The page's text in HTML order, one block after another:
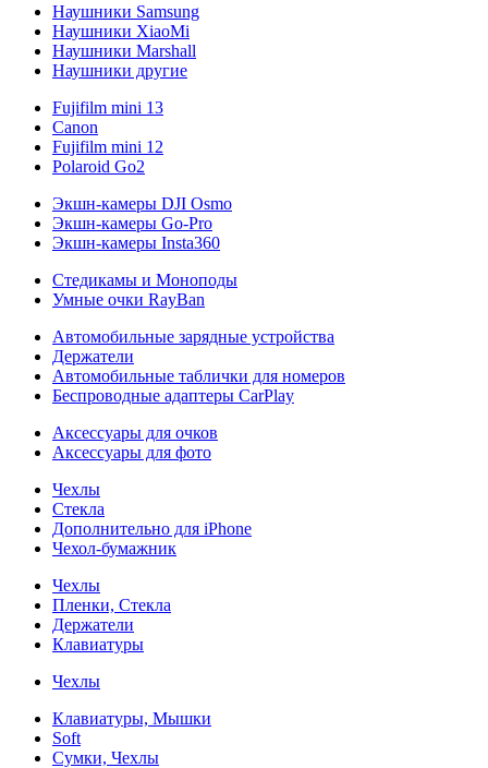
Наушники Samsung
Наушники XiaoMi
Наушники Marshall
Наушники другие
Fujifilm mini 13
Canon
Fujifilm mini 12
Polaroid Go2
Экшн-камеры DJI Osmo
Экшн-камеры Go-Pro
Экшн-камеры Insta360
Стедикамы и Моноподы
Умные очки RayBan
Автомобильные зарядные устройства
Держатели
Автомобильные таблички для номеров
Беспроводные адаптеры CarPlay
Аксессуары для очков
Аксессуары для фото
Чехлы
Стекла
Дополнительно для iPhone
Чехол-бумажник
Чехлы
Пленки, Стекла
Держатели
Клавиатуры
Чехлы
Клавиатуры, Мышки
Soft
Сумки, Чехлы